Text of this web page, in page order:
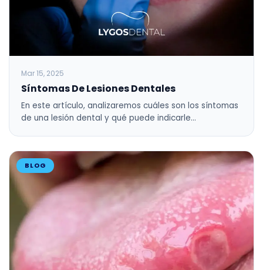
Mar 15, 2025
Síntomas De Lesiones Dentales
En este artículo, analizaremos cuáles son los síntomas
de una lesión dental y qué puede indicarle…
BLOG